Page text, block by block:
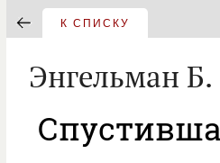
К СПИСКУ
Энгельман Б.